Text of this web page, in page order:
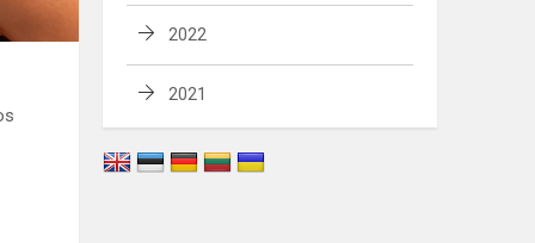
2022
2021